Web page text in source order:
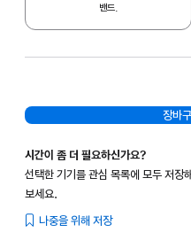
밴드.
장바
시간이 좀 더 필요하신가요?
선택한 기기를 관심 목록에 모두 저장
보세요.
나중을 위해 저장